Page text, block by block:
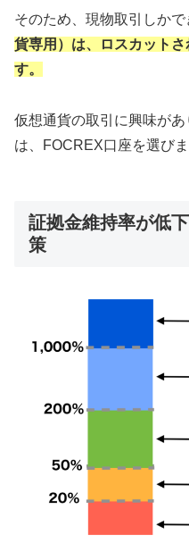
そのため、現物取引しかで
貨専用）は、ロスカット
す。
仮想通貨の取引に興味が
は、FOCREX口座を選びま
証拠金維持率が低
策